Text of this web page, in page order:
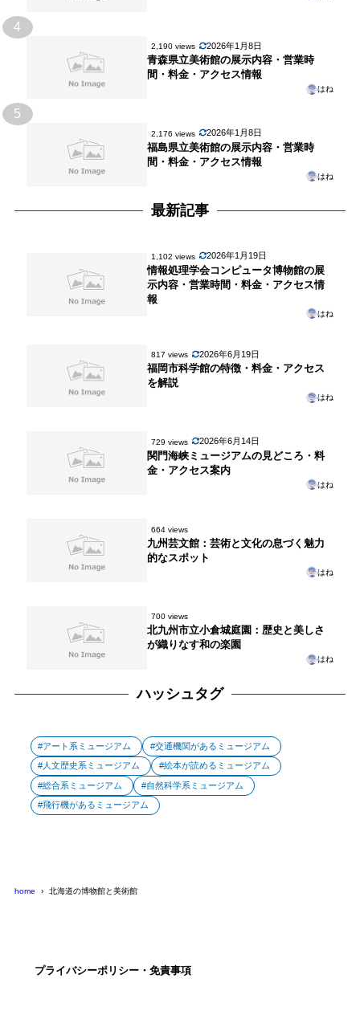
4
2,190 views 2026年1月8日
青森県立美術館の展示内容・営業時
間・料金・アクセス情報
はね
5
2,176 views 2026年1月8日
福島県立美術館の展示内容・営業時
間・料金・アクセス情報
はね
最新記事
1,102 views 2026年1月19日
情報処理学会コンピュータ博物館の展
示内容・営業時間・料金・アクセス情
報
はね
817 views 2026年6月19日
福岡市科学館の特徴・料金・アクセス
を解説
はね
729 views 2026年6月14日
関門海峡ミュージアムの見どころ・料
金・アクセス案内
はね
664 views
九州芸文館：芸術と文化の息づく魅力
的なスポット
はね
700 views
北九州市立小倉城庭園：歴史と美しさ
が織りなす和の楽園
はね
ハッシュタグ
アート系ミュージアム 交通機関があるミュージアム
人文歴史系ミュージアム 絵本が読めるミュージアム
総合系ミュージアム 自然科学系ミュージアム
飛行機があるミュージアム
home 北海道の博物館と美術館
プライバシーポリシー・免責事項